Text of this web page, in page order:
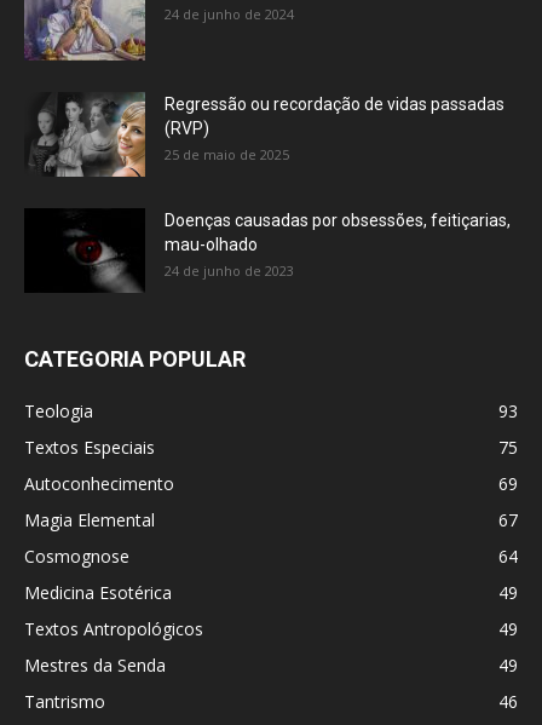
24 de junho de 2024
Regressão ou recordação de vidas passadas
(RVP)
25 de maio de 2025
Doenças causadas por obsessões, feitiçarias,
mau-olhado
24 de junho de 2023
CATEGORIA POPULAR
Teologia
93
Textos Especiais
75
Autoconhecimento
69
Magia Elemental
67
Cosmognose
64
Medicina Esotérica
49
Textos Antropológicos
49
Mestres da Senda
49
Tantrismo
46